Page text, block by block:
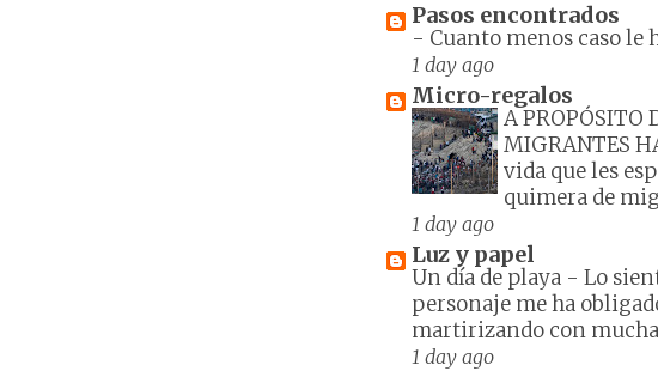
Pasos encontrados
- Cuanto menos caso le
1 day ago
Micro-regalos
A PROPÓSITO
MIGRANTES
vida que les
quimera de
1 day ago
Luz y papel
Un día de playa -Lo
personaje me ha
martirizando con mucha
1 day ago